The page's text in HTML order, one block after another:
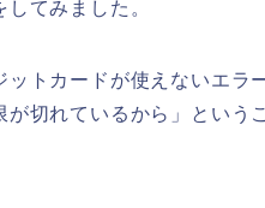
てみました。
トカードが使えないエラ
切れているから」という